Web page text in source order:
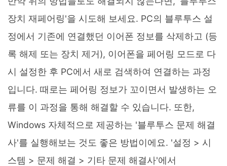
장치 재페어링'을 시도해 보세요. PC의 블루투스 설
정에서 기존에 연결했던 이어폰 정보를 삭제하고 (등
록 해제 또는 장치 제거), 이어폰을 페어링 모드로 다
시 설정한 후 PC에서 새로 검색하여 연결하는 과정
입니다. 때로는 페어링 정보가 꼬이면서 발생하는 오
류를 이 과정을 통해 해결할 수 있습니다. 또한,
Windows 자체적으로 제공하는 '블루투스 문제 해결
사'를 실행해보는 것도 좋은 방법이에요. '설정 > 시
스템 > 문제 해결 > 기타 문제 해결사'에서